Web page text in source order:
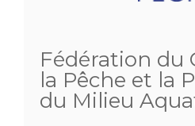
Fédération du
la Pêche et la
du Milieu